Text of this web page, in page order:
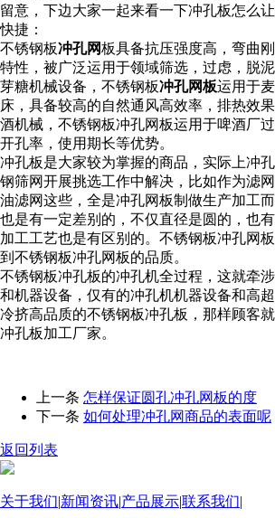
留意，下边大家一起来看一下冲孔板怎么
快捷：
不锈钢板冲孔网板具备抗压强度高，弯曲
特性，被广泛运用于领域筛选，过虑，脱
芽糖机械设备，不锈钢板冲孔网板运用于
床，具备较高的自然通风高效率，排热效
酒机械，不锈钢板冲孔网板运用于啤酒厂
开孔率，使用期长等优势。
冲孔板是大家较为掌握的商品，实际上冲
钢筛网开展挑选工作中解决，比如作为滤
油滤网这些，全是冲孔网板制做生产加工
也是有一定差别的，不仅直径是圆的，也
加工工艺也是有区别的。不锈钢板冲孔网
到不锈钢板冲孔网板的品质。
不锈钢板冲孔板的冲孔机全过程，这就牵
和机器设备，仅有的冲孔机机器设备和高
冷挤高品质的不锈钢板冲孔板，那样顾客
冲孔板加工厂家。
上一条 怎样保证圆孔冲孔网板的度
下一条 如何处理冲孔网商品的表面呢
返回列表
关于我们|新闻资讯|产品展示|联系我们|